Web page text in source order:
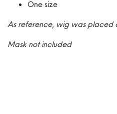
One size
As reference, wig was placed
Mask not included